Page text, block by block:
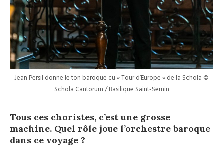
Jean Persil donne le ton baroque du « Tour d’Europe » de la Schola ©
Schola Cantorum / Basilique Saint-Sernin
Tous ces choristes, c’est une grosse
machine. Quel rôle joue l’orchestre baroque
dans ce voyage ?